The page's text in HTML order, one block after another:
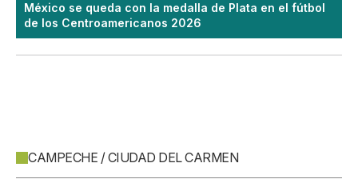
México se queda con la medalla de Plata en el fútbol
de los Centroamericanos 2026
CAMPECHE / CIUDAD DEL CARMEN